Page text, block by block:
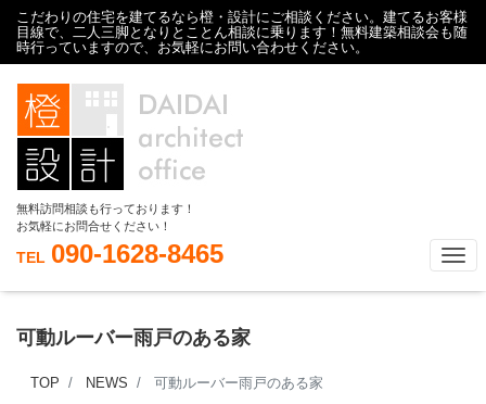
こだわりの住宅を建てるなら橙・設計にご相談ください。建てるお客様
目線で、二人三脚となりとことん相談に乗ります！無料建築相談会も随
時行っていますので、お気軽にお問い合わせください。
無料訪問相談も行っております！
お気軽にお問合せください！
TEL 090-1628-8465
可動ルーバー雨戸のある家
TOP NEWS 可動ルーバー雨戸のある家